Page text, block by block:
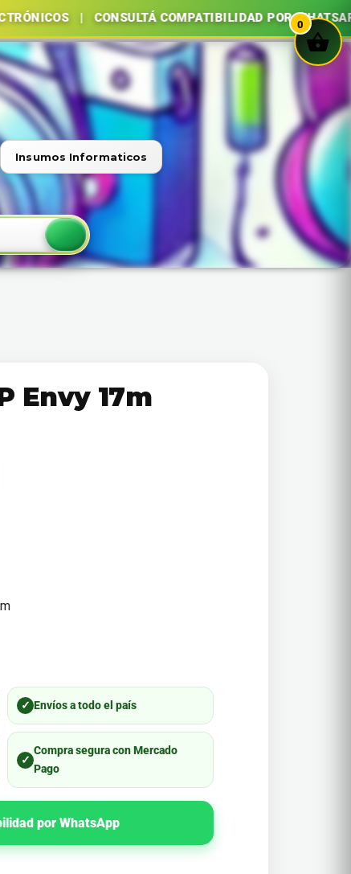
COMPATIBILIDAD POR WHATSAPP |
Insumos Informaticos
Envy 17m
✓ Envíos a todo el país
✓
Compra segura con Mercado
Pago
por WhatsApp
0